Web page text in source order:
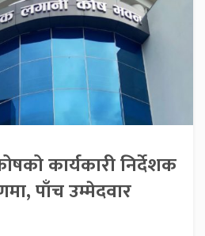
कार्यकारी निर्देशक
पाँच उम्मेदवार